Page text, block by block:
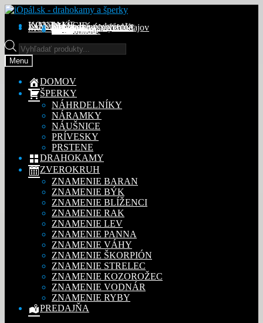
Preskočiť
navigáciu
Preskočiť
obsah
KONTAKT
INFORMÁCIE
Obchodné podmienky
Reklamačný poriadok
Ochrana osobných údajov
MÔJ ÚČETObjednávky
Adresy
Detaily účtu
Na stiahnutie
Products
search
Menu
DOMOV
ŠPERKY
NÁHRDELNÍKY
NÁRAMKY
NÁUŠNICE
PRÍVESKY
PRSTENE
DRAHOKAMY
ZVEROKRUH
ZNAMENIE BARAN
ZNAMENIE BÝK
ZNAMENIE BLÍŽENCI
ZNAMENIE RAK
ZNAMENIE LEV
ZNAMENIE PANNA
ZNAMENIE VÁHY
ZNAMENIE ŠKORPIÓN
ZNAMENIE STRELEC
ZNAMENIE KOZOROŽEC
ZNAMENIE VODNÁR
ZNAMENIE RYBY
PREDAJŇA